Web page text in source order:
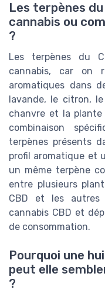
Les terpènes
cannabis ou
?
Les terpènes du
cannabis, car on
aromatiques dans
lavande, le citron,
chanvre et la plante
combinaison
terpènes présents
profil aromatique et
un même terpène
entre plusieurs
CBD et les autres
cannabis CBD et
de consommation.
Pourquoi une
peut elle
?